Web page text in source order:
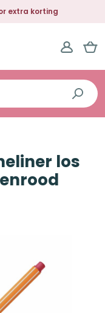
extra korting
los